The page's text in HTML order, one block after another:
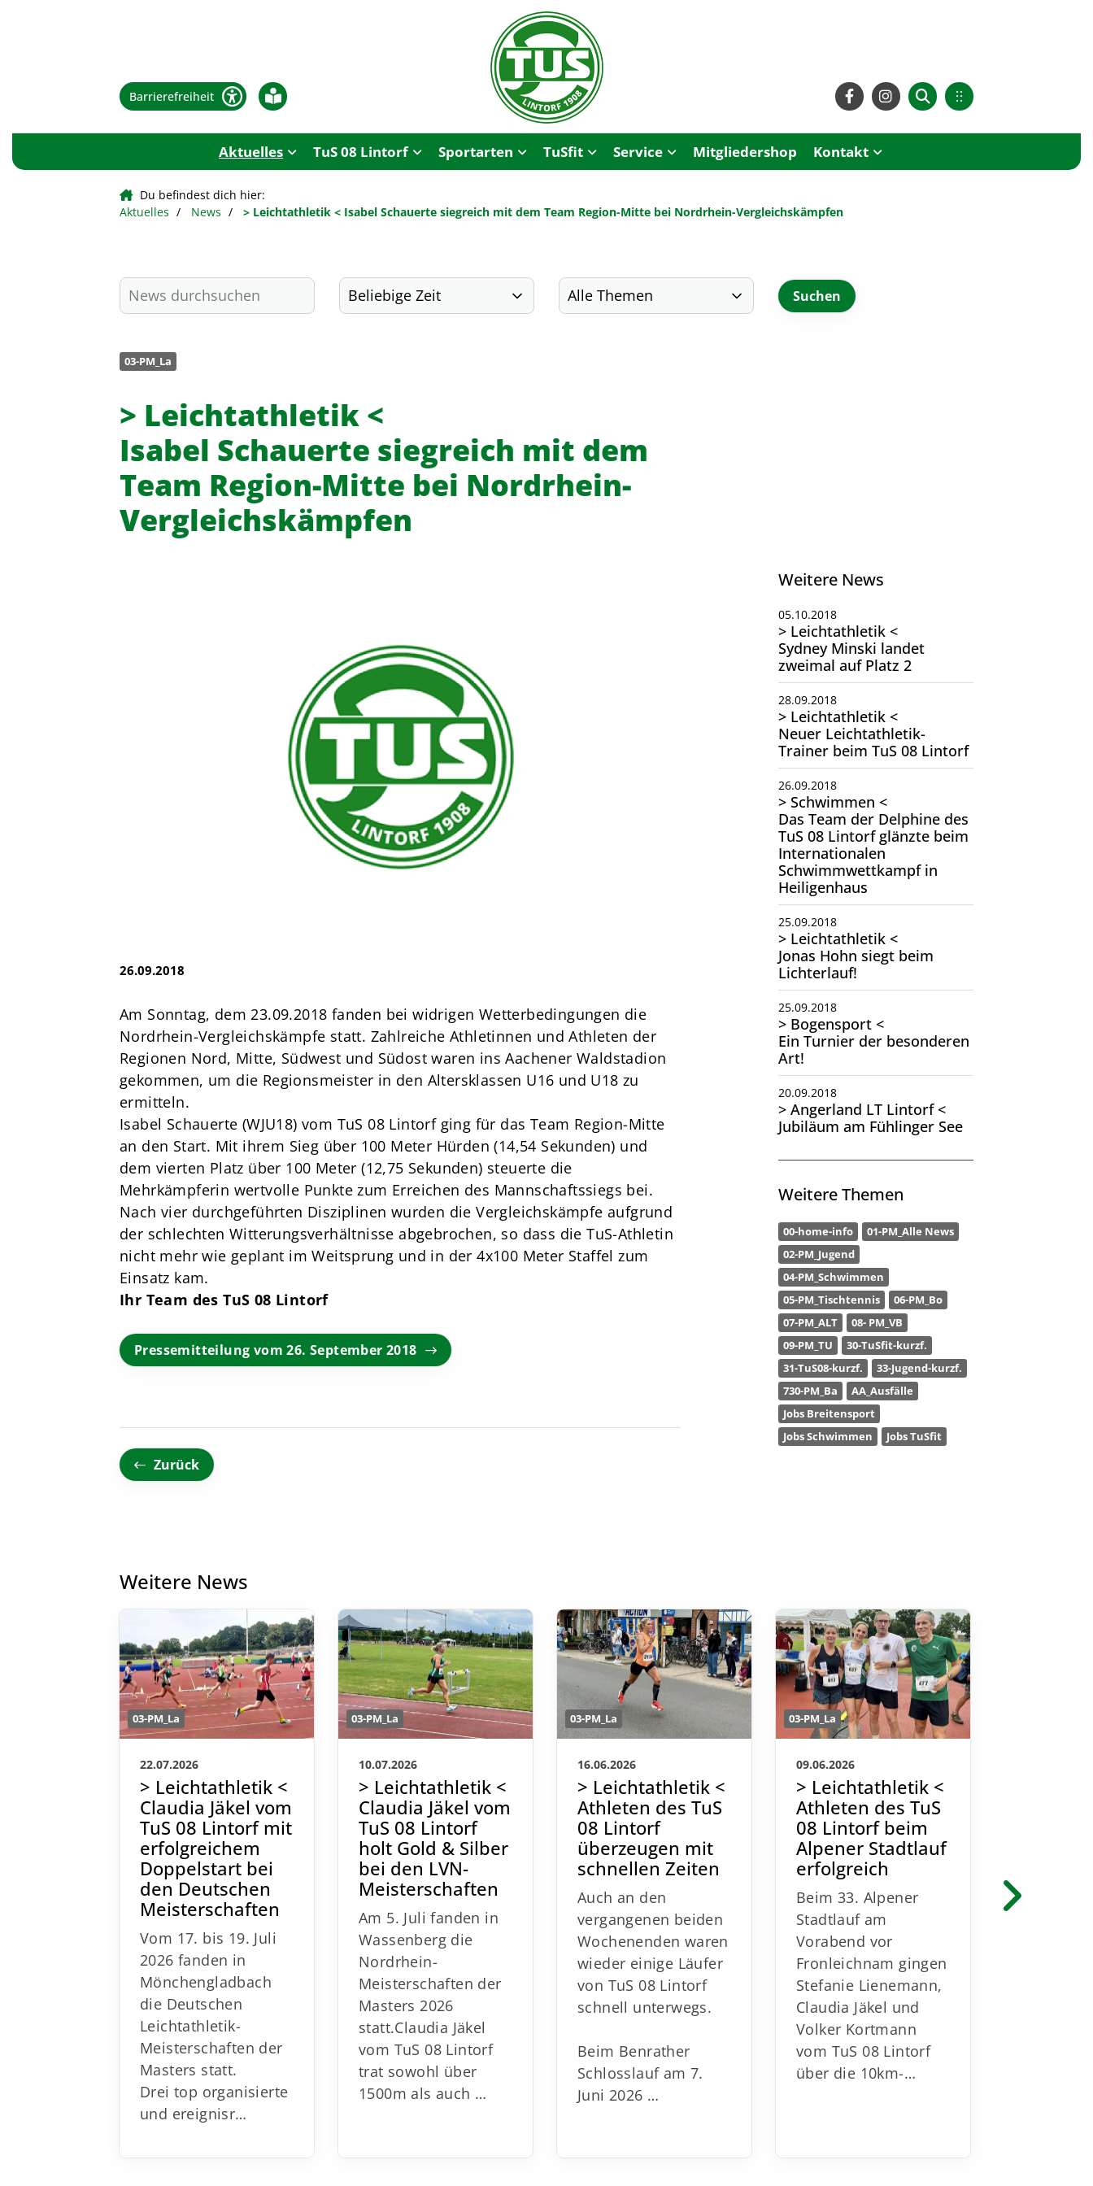
Barrierefreiheit
Aktuelles TuS 08 Lintorf Sportarten TuSfit Service Mitgliedershop Kontakt
Du befindest dich hier:
Aktuelles
News > Leichtathletik < Isabel Schauerte siegreich mit dem Team Region-Mitte bei Nordrhein-Vergleichskämpfen
03-PM_La
> Leichtathletik <
Isabel Schauerte siegreich mit dem
Team Region-Mitte bei Nordrhein-
Vergleichskämpfen
26.09.2018
Am Sonntag, dem 23.09.2018 fanden bei widrigen Wetterbedingungen die
Nordrhein-Vergleichskämpfe statt. Zahlreiche Athletinnen und Athleten der
Regionen Nord, Mitte, Südwest und Südost waren ins Aachener Waldstadion
gekommen, um die Regionsmeister in den Altersklassen U16 und U18 zu
ermitteln.
Isabel Schauerte (WJU18) vom TuS 08 Lintorf ging für das Team Region-Mitte
an den Start. Mit ihrem Sieg über 100 Meter Hürden (14,54 Sekunden) und
dem vierten Platz über 100 Meter (12,75 Sekunden) steuerte die
Mehrkämpferin wertvolle Punkte zum Erreichen des Mannschaftssiegs bei.
Nach vier durchgeführten Disziplinen wurden die Vergleichskämpfe aufgrund
der schlechten Witterungsverhältnisse abgebrochen, so dass die TuS-Athletin
nicht mehr wie geplant im Weitsprung und in der 4x100 Meter Staffel zum
Einsatz kam.
Ihr Team des TuS 08 Lintorf
Pressemitteilung vom 26. September 2018
Zurück
Weitere News
05.10.2018
> Leichtathletik <
Sydney Minski landet
zweimal auf Platz 2
28.09.2018
> Leichtathletik <
Neuer Leichtathletik-
Trainer beim TuS 08 Lintorf
26.09.2018
> Schwimmen <
Das Team der Delphine des
TuS 08 Lintorf glänzte beim
Internationalen
Schwimmwettkampf in
Heiligenhaus
25.09.2018
> Leichtathletik <
Jonas Hohn siegt beim
Lichterlauf!
25.09.2018
> Bogensport <
Ein Turnier der besonderen
Art!
20.09.2018
> Angerland LT Lintorf <
Jubiläum am Fühlinger See
Weitere Themen
00-home-info
01-PM_Alle News
02-PM_Jugend
04-PM_Schwimmen
05-PM_Tischtennis
06-PM_Bo
07-PM_ALT
08- PM_VB
09-PM_TU
30-TuSfit-kurzf.
31-TuS08-kurzf.
33-Jugend-kurzf.
730-PM_Ba
AA_Ausfälle
Jobs Breitensport
Jobs Schwimmen
Jobs TuSfit
Weitere News
03-PM_La
22.07.2026
> Leichtathletik <
Claudia Jäkel vom
TuS 08 Lintorf mit
erfolgreichem
Doppelstart bei
den Deutschen
Meisterschaften
Vom 17. bis 19. Juli
2026 fanden in
Mönchengladbach
die Deutschen
Leichtathletik-
Meisterschaften der
Masters statt.
Drei top organisierte
und ereignisr…
03-PM_La
10.07.2026
> Leichtathletik <
Claudia Jäkel vom
TuS 08 Lintorf
holt Gold & Silber
bei den LVN-
Meisterschaften
Am 5. Juli fanden in
Wassenberg die
Nordrhein-
Meisterschaften der
Masters 2026
statt.Claudia Jäkel
vom TuS 08 Lintorf
trat sowohl über
1500m als auch …
03-PM_La
16.06.2026
> Leichtathletik <
Athleten des TuS
08 Lintorf
überzeugen mit
schnellen Zeiten
Auch an den
vergangenen beiden
Wochenenden waren
wieder einige Läufer
von TuS 08 Lintorf
schnell unterwegs.
Beim Benrather
Schlosslauf am 7.
Juni 2026 …
03-PM_La
09.06.2026
> Leichtathletik <
Athleten des TuS
08 Lintorf beim
Alpener Stadtlauf
erfolgreich
Beim 33. Alpener
Stadtlauf am
Vorabend vor
Fronleichnam gingen
Stefanie Lienemann,
Claudia Jäkel und
Volker Kortmann
vom TuS 08 Lintorf
über die 10km-…
Turn- und Sportverein 08 Lintorf
News
Termine
Über den TuS
Das sind wir
Sportarten
Sportsuche